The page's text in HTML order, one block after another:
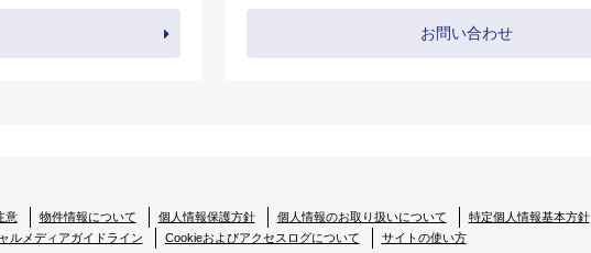
お問い合わせ
意 物件情報について 個人情報保護方針 個人情報のお取り扱いについて
特定個人情報基本方針
ルメディアガイドライン
Cookieおよびアクセスログについて サイトの使い方